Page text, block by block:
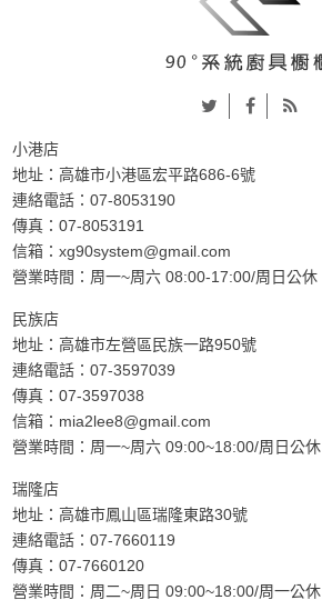
小港店
地址：高雄市小港區宏平路686-6號
連絡電話：07-8053190
傳真：07-8053191
信箱：xg90system@gmail.com
營業時間：周一~周六 08:00-17:00/周日公休
民族店
地址：高雄市左營區民族一路950號
連絡電話：07-3597039
傳真：07-3597038
信箱： mia2lee8@gmail.com
營業時間：周一~周六 09:00~18:00/周日公休
瑞隆店
地址：高雄市鳳山區瑞隆東路30號
連絡電話：07-7660119
傳真：07-7660120
營業時間：周二~周日 09:00~18:00/周一公休